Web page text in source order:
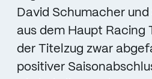
David Schumacher
aus dem Haupt Racing
der Titelzug zwar
positiver